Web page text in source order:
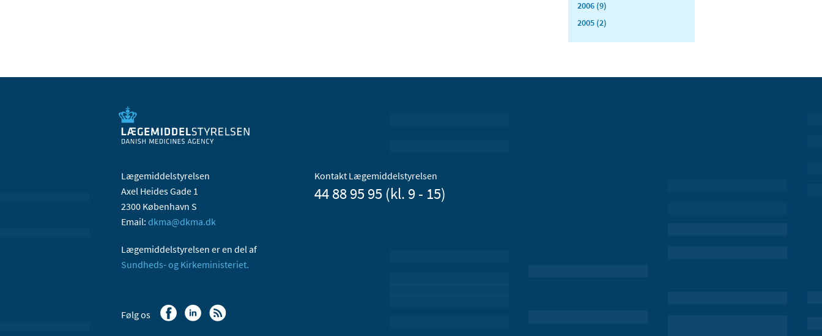
2006 (9)
2005 (2)
Lægemiddelstyrelsen
Axel Heides Gade 1
2300 København S
Email: dkma@dkma.dk
Lægemiddelstyrelsen er en del af
Sundheds- og Kirkeministeriet.
Kontakt Lægemiddelstyrelsen
44 88 95 95 (kl. 9 - 15)
Følg os